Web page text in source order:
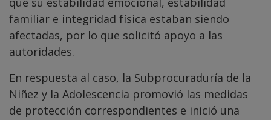
familiar e integridad física estaban siendo
afectadas, por lo que solicitó apoyo a las
autoridades.
En respuesta al caso, la Subprocuraduría de la
Niñez y la Adolescencia promovió las medidas
de protección correspondientes e inició una